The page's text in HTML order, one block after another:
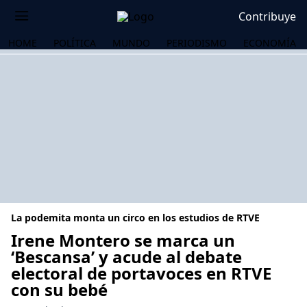
Contribuye
HOME POLÍTICA MUNDO PERIODISMO ECONOMÍA
La podemita monta un circo en los estudios de RTVE
Irene Montero se marca un
‘Bescansa’ y acude al debate
electoral de portavoces en RTVE
con su bebé